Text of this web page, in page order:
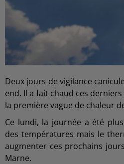
Deux jours de vigilance
end. Il a fait chaud ces
la première vague de chaleur
Ce lundi, la journée a été
des températures mais le
augmenter ces prochains
Marne.